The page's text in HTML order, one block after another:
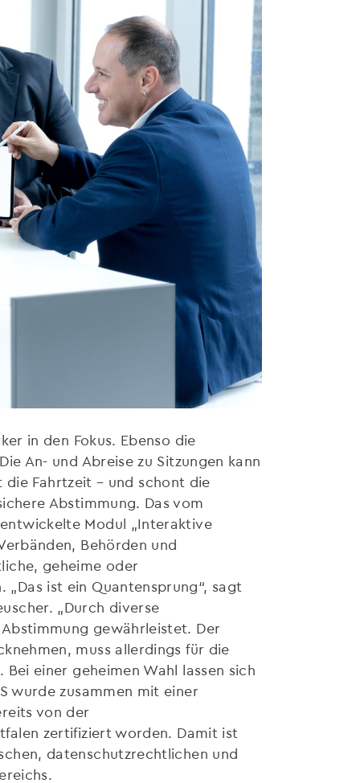
in den Fokus. Ebenso die
An- und Abreise zu Sitzungen kann
Fahrtzeit – und schont die
Abstimmung. Das vom
entwickelte Modul „Interaktive
Behörden und
geheime oder
ist ein Quantensprung“, sagt
„Durch diverse
gewährleistet. Der
muss allerdings für die
einer geheimen Wahl lassen sich
wurde zusammen mit einer
von der
zertifiziert worden. Damit ist
datenschutzrechtlichen und